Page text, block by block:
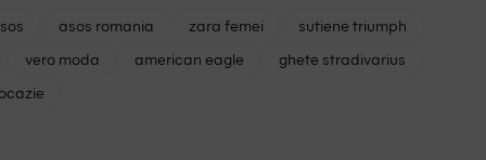
asos romania zara femei
sutiene triumph
vero moda american eagle
ghete stradivarius